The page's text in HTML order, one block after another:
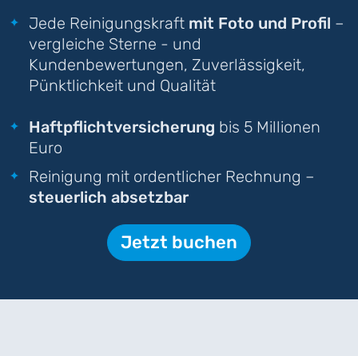
Jede Reinigungskraft mit Foto und Profil –
vergleiche Sterne - und
Kundenbewertungen, Zuverlässigkeit,
Pünktlichkeit und Qualität
Haftpflichtversicherung bis 5 Millionen
Euro
Reinigung mit ordentlicher Rechnung –
steuerlich absetzbar
Jetzt buchen